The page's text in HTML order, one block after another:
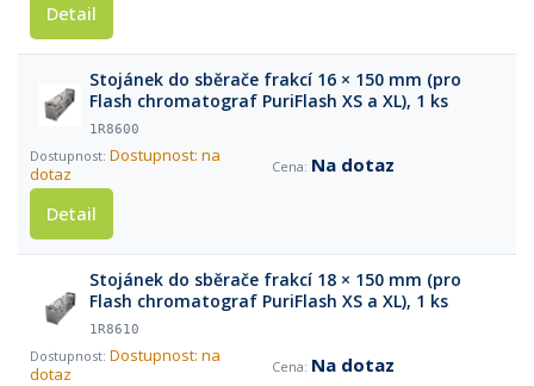
Detail
Stojánek do sběrače frakcí 16 × 150 mm (pro
Flash chromatograf PuriFlash XS a XL), 1 ks
1R8600
Dostupnost: na
dotaz
Na dotaz
Detail
Stojánek do sběrače frakcí 18 × 150 mm (pro
Flash chromatograf PuriFlash XS a XL), 1 ks
1R8610
Dostupnost: na
dotaz
Na dotaz